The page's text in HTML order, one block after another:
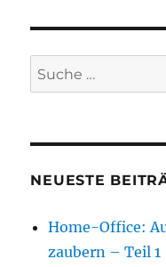
Suche
nach:
NEUESTE
Home-Office:
zaubern – Teil 1